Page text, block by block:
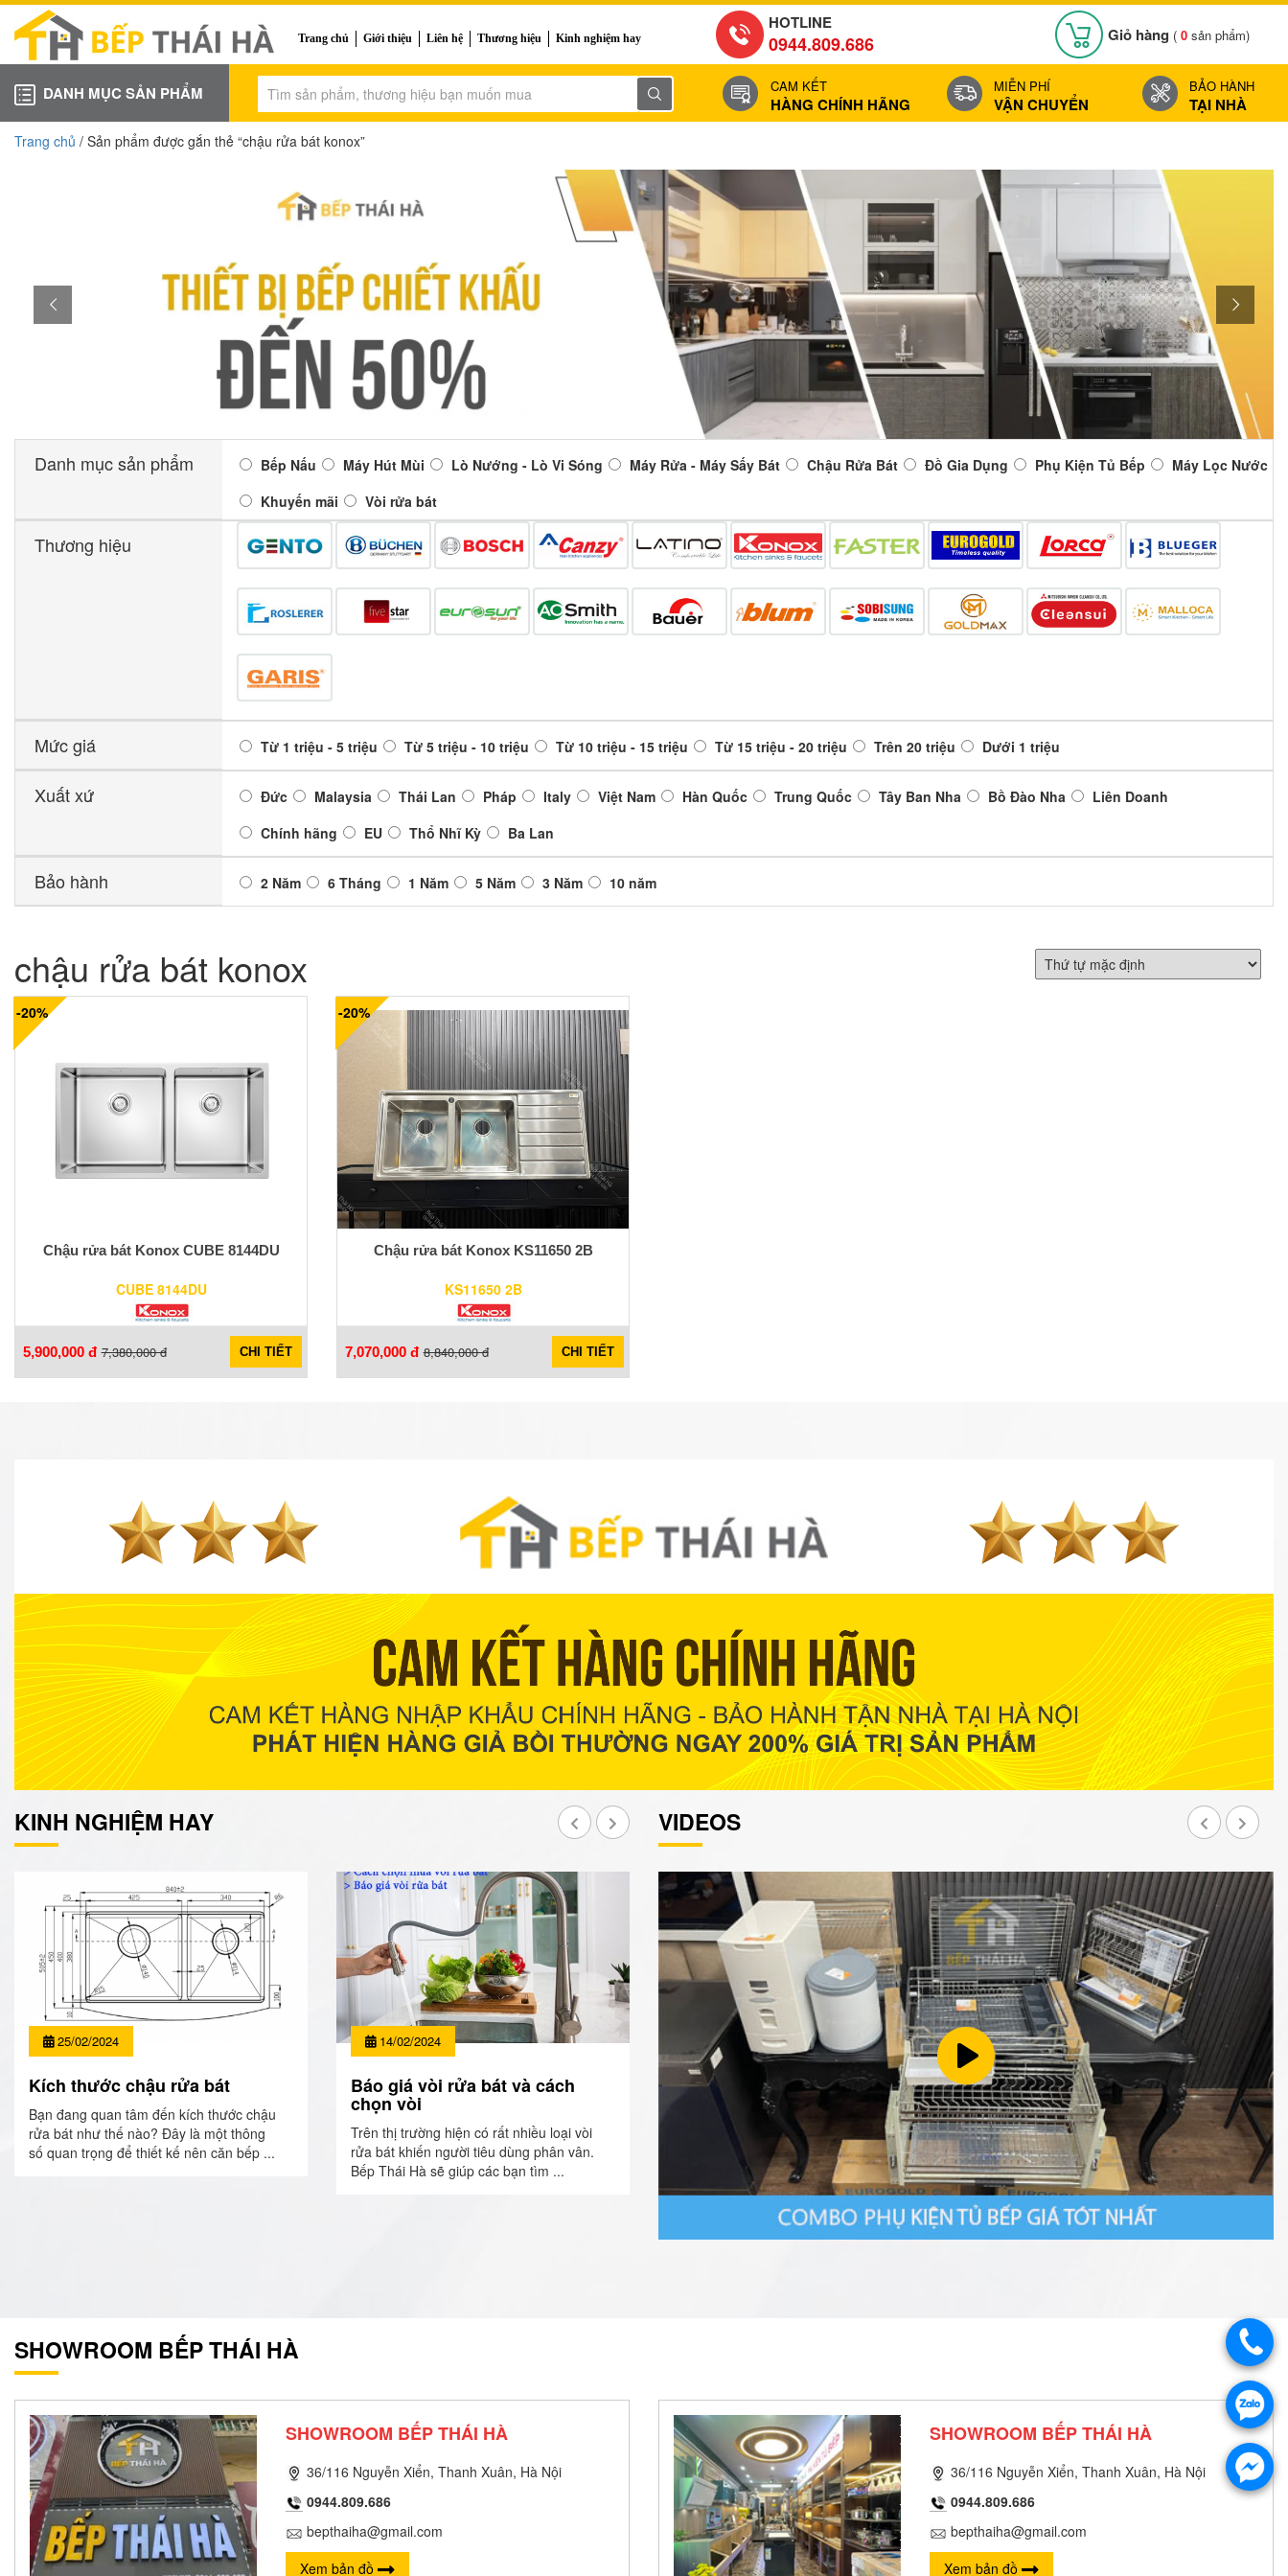
Trang chủ Giới thiệu Liên hệ Thương hiệu Kinh nghiệm hay
HOTLINE
0944.809.686 Giỏ hàng ( 0 sản phẩm)
DANH MỤC SẢN PHẨM CAM KẾT
HÀNG CHÍNH HÃNG
MIỄN PHÍ
VẬN CHUYỂN
BẢO HÀNH
TẠI NHÀ
Trang chủ / Sản phẩm được gắn thẻ “chậu rửa bát konox”
Danh mục sản phẩm Bếp Nấu Máy Hút Mùi Lò Nướng - Lò Vi Sóng Máy Rửa - Máy Sấy Bát Chậu Rửa Bát Đồ Gia Dụng Phụ Kiện Tủ Bếp
Máy Lọc Nước
Khuyến mãi
Vòi rửa bát
Thương hiệu
Mức giá Từ 1 triệu - 5 triệu Từ 5 triệu - 10 triệu Từ 10 triệu - 15 triệu Từ 15 triệu - 20 triệu Trên 20 triệu Dưới 1 triệu
Xuất xứ Đức Malaysia Thái Lan Pháp Italy Việt Nam Hàn Quốc Trung Quốc Tây Ban Nha Bồ Đào Nha
Liên Doanh
Chính hãng
EU Thổ Nhĩ Kỳ Ba Lan
Bảo hành 2 Năm 6 Tháng 1 Năm 5 Năm 3 Năm 10 năm
chậu rửa bát konox
-20%
Chậu rửa bát Konox CUBE 8144DU
CUBE 8144DU
5,900,000 đ 7,380,000 đ CHI TIẾT
-20%
Chậu rửa bát Konox KS11650 2B
KS11650 2B
7,070,000 đ 8,840,000 đ CHI TIẾT
KINH NGHIỆM HAY
25/02/2024
Kích thước chậu rửa bát
Bạn đang quan tâm đến kích thước chậu
rửa bát như thế nào? Đây là một thông
số quan trọng để thiết kế nên căn bếp ...
14/02/2024
Báo giá vòi rửa bát và cách
chọn vòi
Trên thị trường hiện có rất nhiều loại vòi
rửa bát khiến người tiêu dùng phân vân.
Bếp Thái Hà sẽ giúp các bạn tìm ...
VIDEOS
SHOWROOM BẾP THÁI HÀ
SHOWROOM BẾP THÁI HÀ
36/116 Nguyễn Xiển, Thanh Xuân, Hà Nội
0944.809.686
bepthaiha@gmail.com
Xem bản đồ
SHOWROOM BẾP THÁI HÀ
36/116 Nguyễn Xiển, Thanh Xuân, Hà Nội
0944.809.686
bepthaiha@gmail.com
Xem bản đồ